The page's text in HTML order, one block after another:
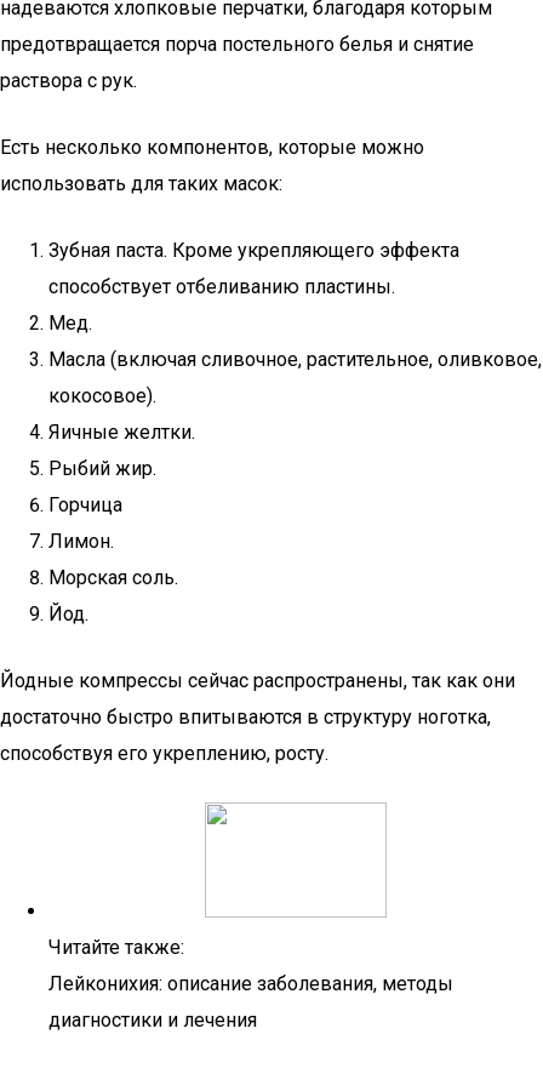
надеваются хлопковые перчатки, благодаря которым
предотвращается порча постельного белья и снятие
раствора с рук.
Есть несколько компонентов, которые можно
использовать для таких масок:
Зубная паста. Кроме укрепляющего эффекта
способствует отбеливанию пластины.
Мед.
Масла (включая сливочное, растительное, оливковое,
кокосовое).
Яичные желтки.
Рыбий жир.
Горчица
Лимон.
Морская соль.
Йод.
Йодные компрессы сейчас распространены, так как они
достаточно быстро впитываются в структуру ноготка,
способствуя его укреплению, росту.
Читайте также:
Лейконихия: описание заболевания, методы
диагностики и лечения